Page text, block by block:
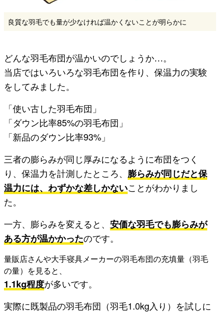
良質な羽毛でも量が少なければ温かくないことが明らかに
どんな羽毛布団が温かいのでしょうか…。
当店ではいろいろな羽毛布団を作り、保温力の実験
をしてみました。
「使い古した羽毛布団」
「ダウン比率85%の羽毛布団」
「新品のダウン比率93%」
三者の膨らみが同じ厚みになるように布団をつく
り、保温力を計測したところ、 膨らみが同じだと保
温力には、わずかな差しかないことがわかりまし
た。
一方、膨らみを変えると、安価な羽毛でも膨らみが
ある方が温かかったのです。
量販店さんや大手寝具メーカーの羽毛布団の充填量（羽毛
の量）を見ると、
1.1kg程度が多いです。
実際に既製品の羽毛布団（羽毛1.0kg入り）を試しに